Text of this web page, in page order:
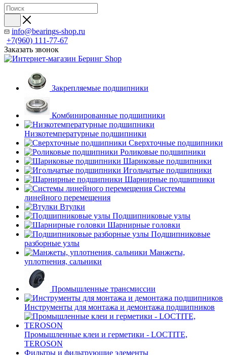
info@bearings-shop.ru
+7(960) 111-77-67
Заказать звонок
Закрепляемые подшипники
Комбинированные подшипники
Низкотемпературные подшипники
Сверхточные подшипники
Роликовые подшипники
Шариковые подшипники
Игольчатые подшипники
Шарнирные подшипники
Системы
линейного перемещения
Втулки
Подшипниковые узлы
Шарнирные головки
Подшипниковые
разборные узлы
Манжеты,
уплотнения, сальники
Промышленные трансмиссии
Инструменты для монтажа и демонтажа подшипников
Промышленные клеи и герметики - LOCTITE,
TEROSON
Фильтры и фильтрующие элементы